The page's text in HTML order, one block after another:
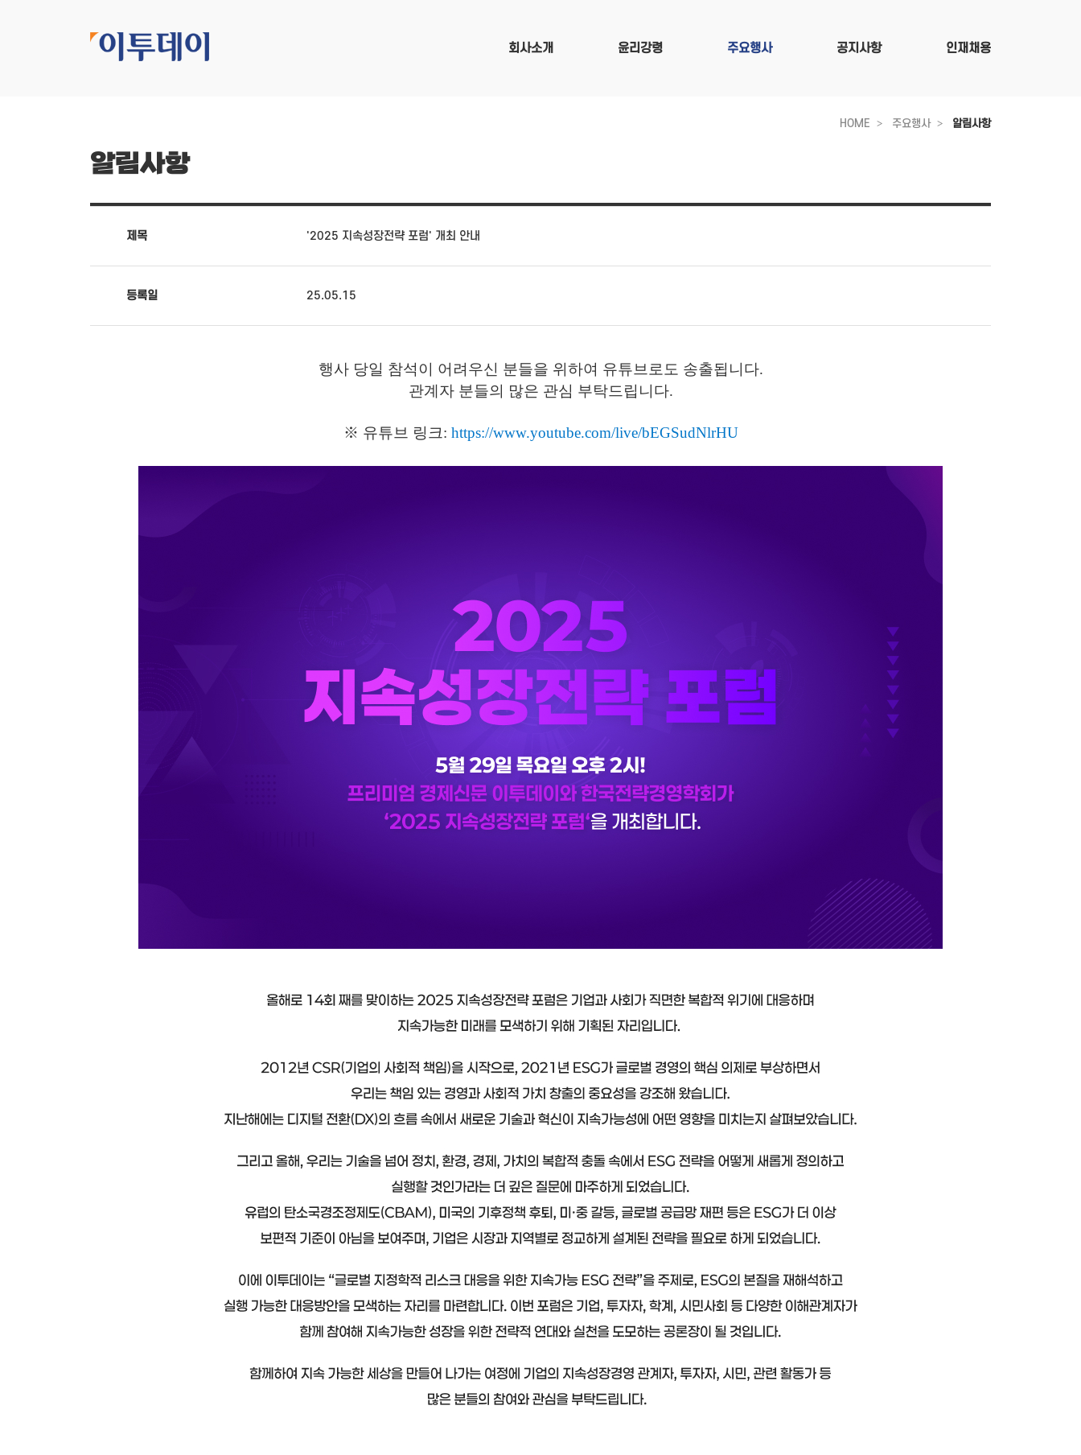
회사소개 윤리강령 주요행사 공지사항 인재채용
HOME 주요행사 알림사항
알림사항
제목 '2025 지속성장전략 포럼' 개최 안내
등록일 25.05.15
행사 당일 참석이 어려우신 분들을 위하여 유튜브로도 송출됩니다.
관계자 분들의 많은 관심 부탁드립니다.
※ 유튜브 링크: https://www.youtube.com/live/bEGSudNlrHU